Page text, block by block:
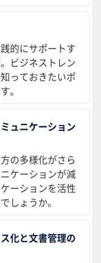
的にサポートす
ビジネストレン
っておきたいポ
。
ュニケーション
の多様化がさら
ケーションが減
ーションを活性
しょうか。
化と文書管理の